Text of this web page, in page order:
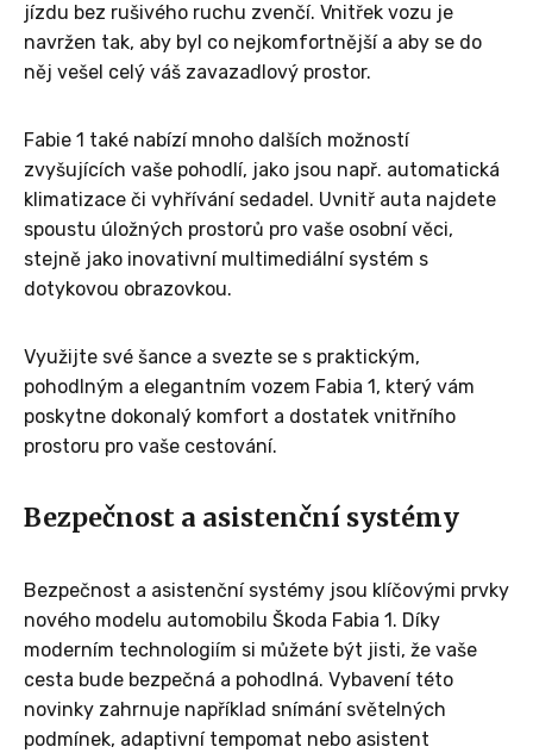
jízdu bez rušivého ruchu zvenčí. Vnitřek vozu je
navržen tak, aby byl co nejkomfortnější a aby se do
něj vešel celý váš zavazadlový prostor.
Fabie 1 také nabízí mnoho dalších možností
zvyšujících vaše pohodlí, jako jsou např. automatická
klimatizace či vyhřívání sedadel. Uvnitř auta najdete
spoustu úložných prostorů pro vaše osobní věci,
stejně jako inovativní multimediální systém s
dotykovou obrazovkou.
Využijte své šance a svezte se s praktickým,
pohodlným a elegantním vozem Fabia 1, který vám
poskytne dokonalý komfort a dostatek vnitřního
prostoru pro vaše cestování.
Bezpečnost a asistenční systémy
Bezpečnost a asistenční systémy jsou klíčovými prvky
nového modelu automobilu Škoda Fabia 1. Díky
moderním technologiím si můžete být jisti, že vaše
cesta bude bezpečná a pohodlná. Vybavení této
novinky zahrnuje například snímání světelných
podmínek, adaptivní tempomat nebo asistent